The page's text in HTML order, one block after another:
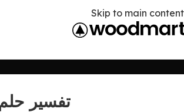
Skip to main content
تفسير